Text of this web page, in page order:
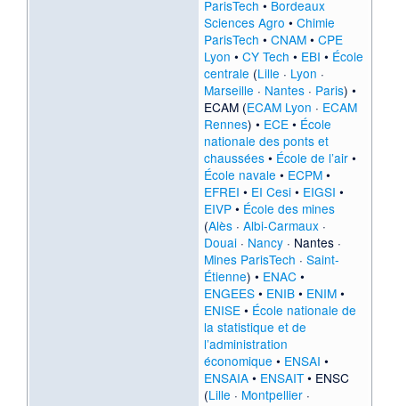
ParisTech • Bordeaux
Sciences Agro • Chimie
ParisTech • CNAM• CPE
Lyon • CY Tech • EBI • École
centrale (Lille · Lyon ·
Marseille · Nantes· Paris) •
ECAM (ECAM Lyon · ECAM
Rennes) • ECE• École
nationale des ponts et
chaussées• École de l’air•
École navale • ECPM•
EFREI • EI Cesi• EIGSI •
EIVP• École des mines
(Alès· Albi-Carmaux·
Douai· Nancy· Nantes·
Mines ParisTech · Saint-
Étienne) • ENAC•
ENGEES• ENIB• ENIM•
ENISE• École nationale de
la statistique et de
l’administration
économique • ENSAI •
ENSAIA• ENSAIT• ENSC
(Lille · Montpellier·